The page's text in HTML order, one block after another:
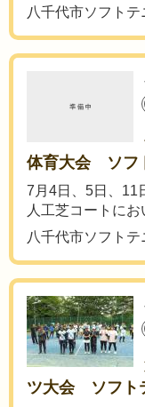
八千代市ソフトテ
体育大会 ソフ
7月4日、5日、11
人工芝コートに
八千代市ソフトテ
ツ大会 ソフト